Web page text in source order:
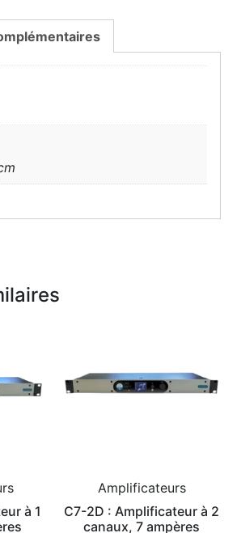
à 1
Amplificateurs
C7-2D : Amplificateur à 2
canaux, 7 ampères